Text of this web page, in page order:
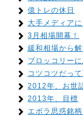
億トレの休日
大手メディア
3月相場開幕！
緩和相場から
ブロッコリー
コツコツだっ
2012年、お世
2013年、目標
エボラ思惑銘